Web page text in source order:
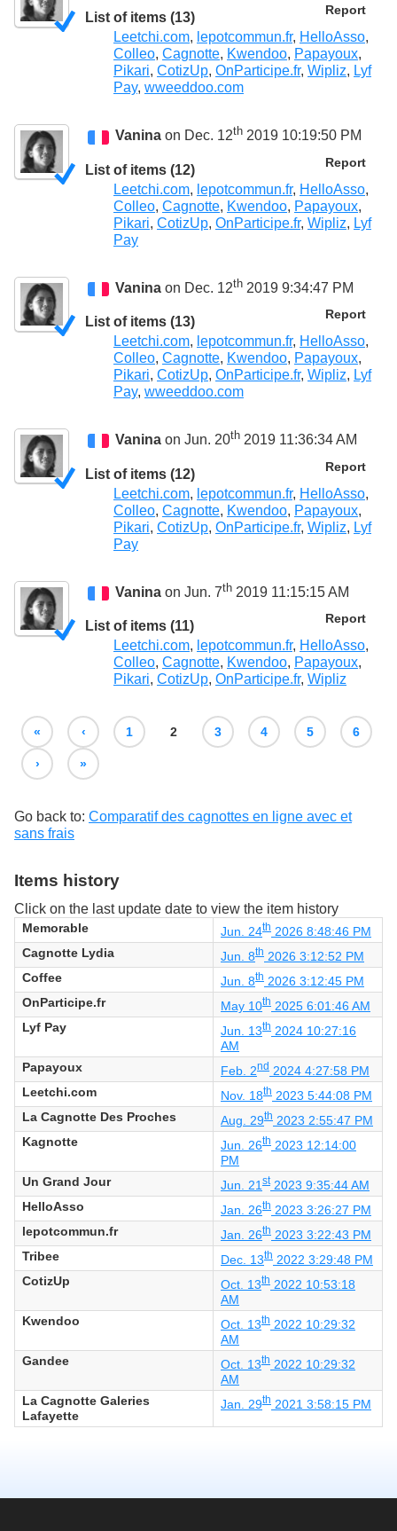
Report
List of items (13)
Leetchi.com, lepotcommun.fr, HelloAsso,
Colleo, Cagnotte, Kwendoo, Papayoux,
Pikari, CotizUp, OnParticipe.fr, Wipliz, Lyf
Pay, wweeddoo.com
Vanina on Dec. 12th 2019 10:19:50 PM
Report
List of items (12)
Leetchi.com, lepotcommun.fr, HelloAsso,
Colleo, Cagnotte, Kwendoo, Papayoux,
Pikari, CotizUp, OnParticipe.fr, Wipliz, Lyf
Pay
Vanina on Dec. 12th 2019 9:34:47 PM
Report
List of items (13)
Leetchi.com, lepotcommun.fr, HelloAsso,
Colleo, Cagnotte, Kwendoo, Papayoux,
Pikari, CotizUp, OnParticipe.fr, Wipliz, Lyf
Pay, wweeddoo.com
Vanina on Jun. 20th 2019 11:36:34 AM
Report
List of items (12)
Leetchi.com, lepotcommun.fr, HelloAsso,
Colleo, Cagnotte, Kwendoo, Papayoux,
Pikari, CotizUp, OnParticipe.fr, Wipliz, Lyf
Pay
Vanina on Jun. 7th 2019 11:15:15 AM
Report
List of items (11)
Leetchi.com, lepotcommun.fr, HelloAsso,
Colleo, Cagnotte, Kwendoo, Papayoux,
Pikari, CotizUp, OnParticipe.fr, Wipliz
« ‹ 1 2 3 4 5 6
› »
Go back to: Comparatif des cagnottes en ligne avec et
sans frais
Items history
Click on the last update date to view the item history
Memorable Jun. 24th 2026 8:48:46 PM
Cagnotte Lydia
Jun. 8th 2026 3:12:52 PM
Coffee
Jun. 8th 2026 3:12:45 PM
OnParticipe.fr
May 10th 2025 6:01:46 AM
Lyf Pay
Jun. 13th 2024 10:27:16
AM
Papayoux
Feb. 2nd 2024 4:27:58 PM
Leetchi.com
Nov. 18th 2023 5:44:08 PM
La Cagnotte Des Proches
Aug. 29th 2023 2:55:47 PM
Kagnotte
Jun. 26th 2023 12:14:00
PM
Un Grand Jour
Jun. 21st2023 9:35:44 AM
HelloAsso
Jan. 26th 2023 3:26:27 PM
lepotcommun.fr
Jan. 26th 2023 3:22:43 PM
Tribee
Dec. 13th 2022 3:29:48 PM
CotizUp
Oct. 13th 2022 10:53:18
AM
Kwendoo
Oct. 13th 2022 10:29:32
AM
Gandee
Oct. 13th 2022 10:29:32
AM
La Cagnotte Galeries
Lafayette
Jan. 29th 2021 3:58:15 PM